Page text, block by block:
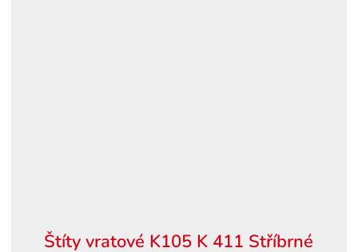
Štíty vratové K105 K 411 Stříbrné